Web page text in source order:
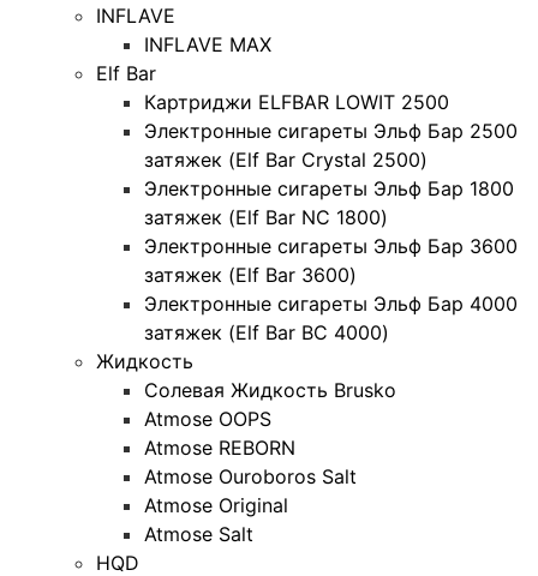
INFLAVE
INFLAVE MAX
Elf Bar
Картриджи ELFBAR LOWIT 2500
Электронные сигареты Эльф Бар 2500
затяжек (Elf Bar Crystal 2500)
Электронные сигареты Эльф Бар 1800
затяжек (Elf Bar NC 1800)
Электронные сигареты Эльф Бар 3600
затяжек (Elf Bar 3600)
Электронные сигареты Эльф Бар 4000
затяжек (Elf Bar BC 4000)
Жидкость
Солевая Жидкость Brusko
Atmose OOPS
Atmose REBORN
Atmose Ouroboros Salt
Atmose Original
Atmose Salt
HQD